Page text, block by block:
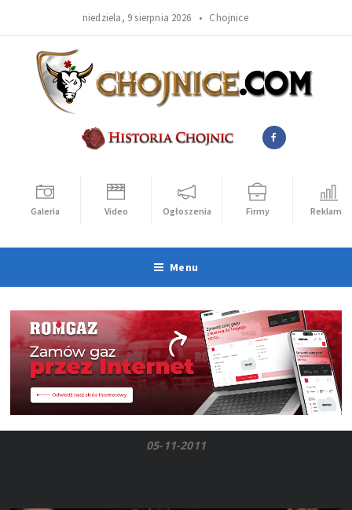
niedziela, 9 sierpnia 2026 • Chojnice
Galeria Video Ogłoszenia Firmy Reklama
Menu
05-11-2011